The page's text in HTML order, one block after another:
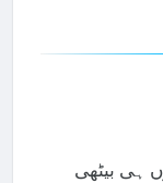
ہی بیٹھی